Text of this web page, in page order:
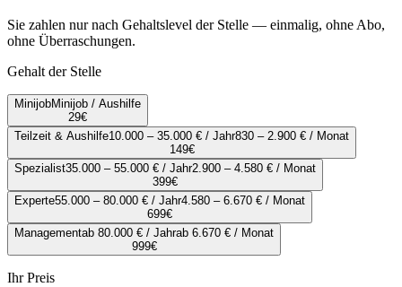
Sie zahlen nur nach Gehaltslevel der Stelle — einmalig, ohne Abo,
ohne Überraschungen.
Gehalt der Stelle
MinijobMinijob / Aushilfe
29€
Teilzeit & Aushilfe10.000 – 35.000 € / Jahr830 – 2.900 € / Monat
149€
Spezialist35.000 – 55.000 € / Jahr2.900 – 4.580 € / Monat
399€
Experte55.000 – 80.000 € / Jahr4.580 – 6.670 € / Monat
699€
Managementab 80.000 € / Jahrab 6.670 € / Monat
999€
Ihr Preis